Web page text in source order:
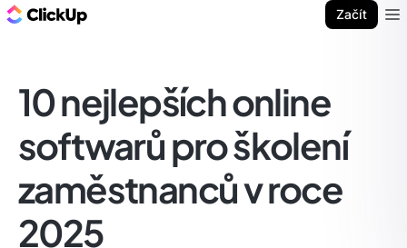
Začít
10 nejlepších online
softwarů pro školení
zaměstnanců v roce
2025